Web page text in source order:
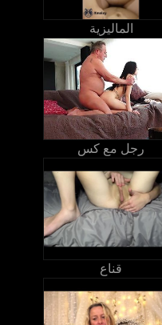
الماليزية
رجل مع كس
قناع